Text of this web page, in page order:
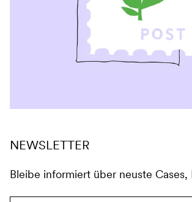
NEWSLETTER
Bleibe informiert über neuste Cases,